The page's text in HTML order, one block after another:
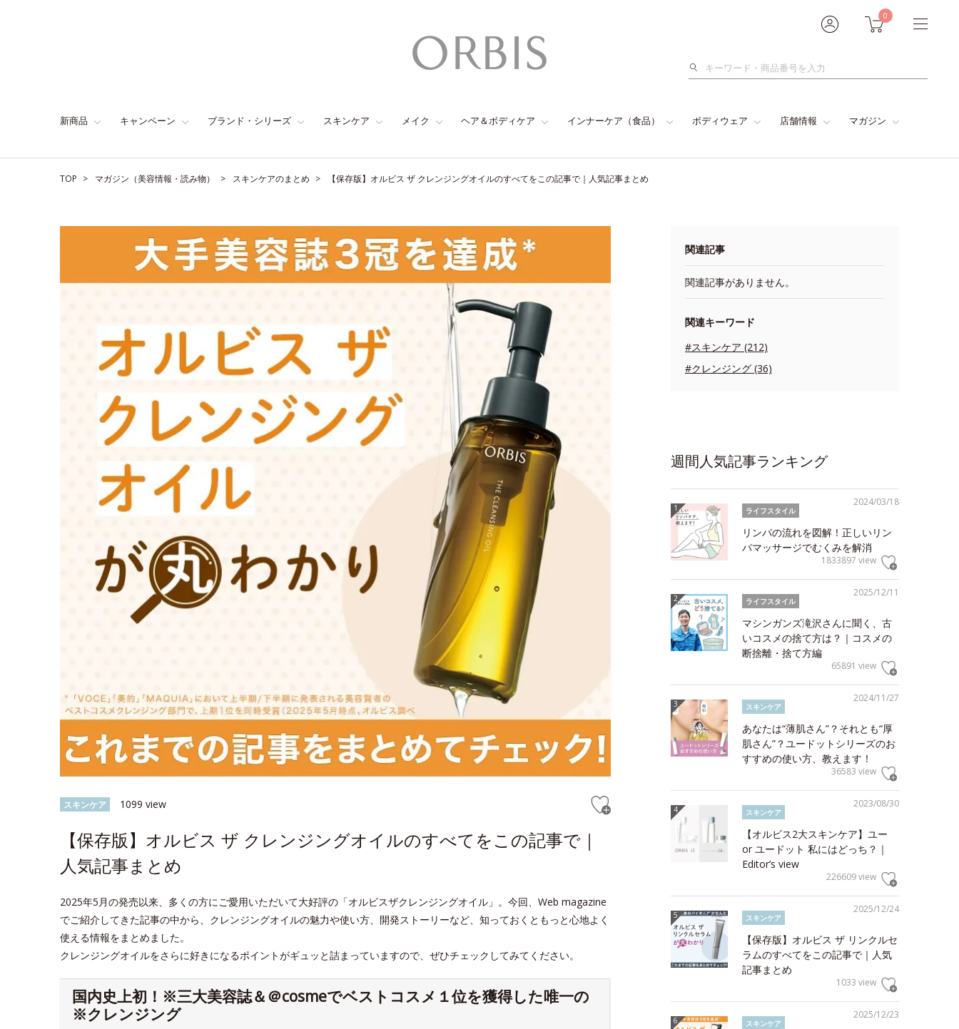
0
検
新商品 キャンペーン ブランド・シリーズ スキンケア メイク ヘア＆ボディケア インナーケア（食品） ボディウェア 店舗情報 マガジン
TOP マガジン（美容情報・読み物） スキンケアのまとめ 【保存版】オルビス ザ クレンジングオイルのすべてをこの記事で｜人気記事まとめ
スキンケア 1099 view
【保存版】オルビス ザ クレンジングオイルのすべてをこの記事で｜
人気記事まとめ
2025年5月の発売以来、多くの方にご愛用いただいて大好評の「オルビスザクレンジングオイル」。今回、Web magazine
でご紹介してきた記事の中から、クレンジングオイルの魅力や使い方、開発ストーリーなど、知っておくともっと心地よく
使える情報をまとめました。
クレンジングオイルをさらに好きになるポイントがギュッと詰まっていますので、ぜひチェックしてみてください。
国内史上初！※三大美容誌＆＠cosmeでベストコスメ１位を獲得した唯一の
※クレンジング
関連記事
関連記事がありません。
関連キーワード
#スキンケア (212)
#クレンジング (36)
週間人気記事ランキング
2024/03/18
ライフスタイル
リンパの流れを図解！正しいリン
パマッサージでむくみを解消
1833897 view
2025/12/11
ライフスタイル
マシンガンズ滝沢さんに聞く、古
いコスメの捨て方は？｜コスメの
断捨離・捨て方編
65891 view
2024/11/27
スキンケア
あなたは“薄肌さん”？それとも“厚
肌さん”？ユードットシリーズのお
すすめの使い方、教えます！
36583 view
2023/08/30
スキンケア
【オルビス2大スキンケア】ユー
or ユードット 私にはどっち？｜
Editor’s view
226609 view
2025/12/24
スキンケア
【保存版】オルビス ザ リンクルセ
ラムのすべてをこの記事で｜人気
記事まとめ
1033 view
2025/12/23
スキンケア